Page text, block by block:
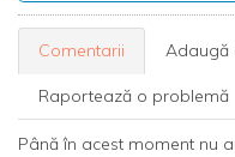
Comentarii Adaugă
Raportează o problemă
Până în acest moment nu